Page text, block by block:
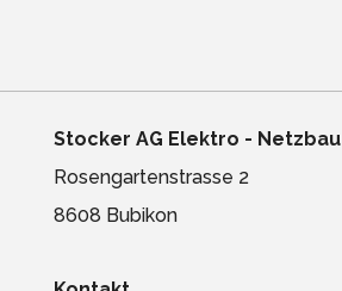
Stocker AG Elektro - Netzbau
Rosengartenstrasse 2
8608 Bubikon